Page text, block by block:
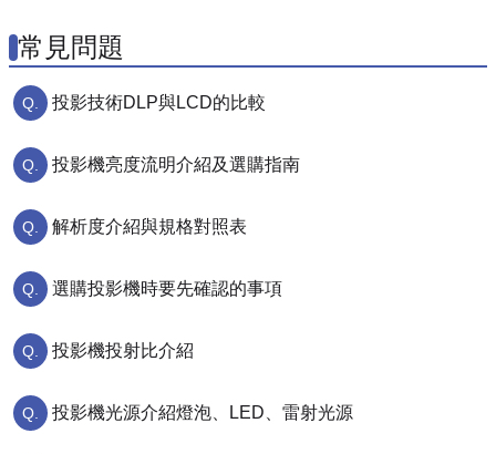
常見問題
投影技術DLP與LCD的比較
投影機亮度流明介紹及選購指南
解析度介紹與規格對照表
選購投影機時要先確認的事項
投影機投射比介紹
投影機光源介紹燈泡、LED、雷射光源